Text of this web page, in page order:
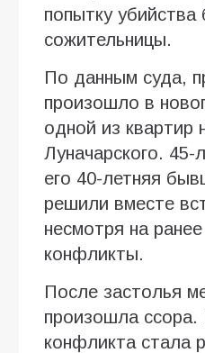
попытку
сожительницы.
По данным суда,
произошло в
одной из квартир
Луначарского. 45-
его 40-летняя
решили вместе
несмотря на
конфликты.
После застолья
произошла ссора.
конфликта стала